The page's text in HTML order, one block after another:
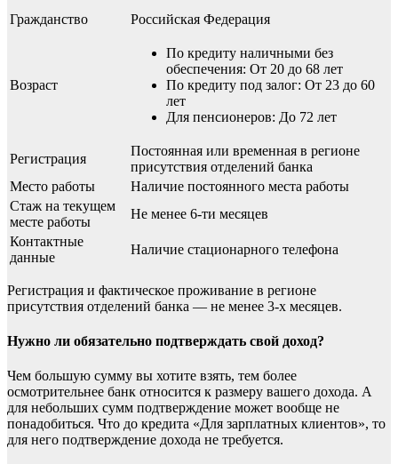
Гражданство Российская Федерация
Возраст
По кредиту наличными без
обеспечения: От 20 до 68 лет
По кредиту под залог: От 23 до 60
лет
Для пенсионеров: До 72 лет
Регистрация
Постоянная или временная в регионе
присутствия отделений банка
Место работы
Наличие постоянного места работы
Стаж на текущем
месте работы
Не менее 6-ти месяцев
Контактные
данные
Наличие стационарного телефона
Регистрация и фактическое проживание в регионе
присутствия отделений банка — не менее 3-х месяцев.
Нужно ли обязательно подтверждать свой доход?
Чем большую сумму вы хотите взять, тем более
осмотрительнее банк относится к размеру вашего дохода. А
для небольших сумм подтверждение может вообще не
понадобиться. Что до кредита «Для зарплатных клиентов», то
для него подтверждение дохода не требуется.